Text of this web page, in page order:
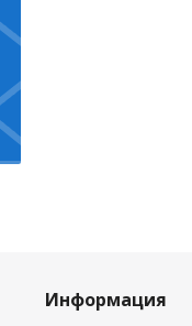
Информация